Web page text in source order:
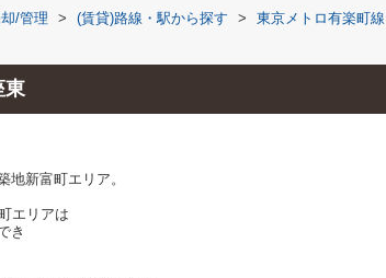
/管理 > (賃貸)路線・駅から探す > 東京メトロ有楽町線
東
新富町エリア。
エリアは
き